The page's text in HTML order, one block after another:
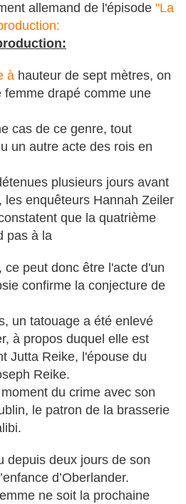
allemand de l'épisode "La
à hauteur de sept mètres, on
drapé comme une
cas de ce genre, tout
un autre acte des rois en
plusieurs jours avant
les enquêteurs Hannah Zeiler
que la quatrième
pas à la
peut donc être l'acte d'un
confirme la conjecture de
un tatouage a été enlevé
à propos duquel elle est
Jutta Reike, l'épouse du
Reike.
du crime avec son
le patron de la brasserie
depuis deux jours de son
d’Oberlander.
ne soit la prochaine